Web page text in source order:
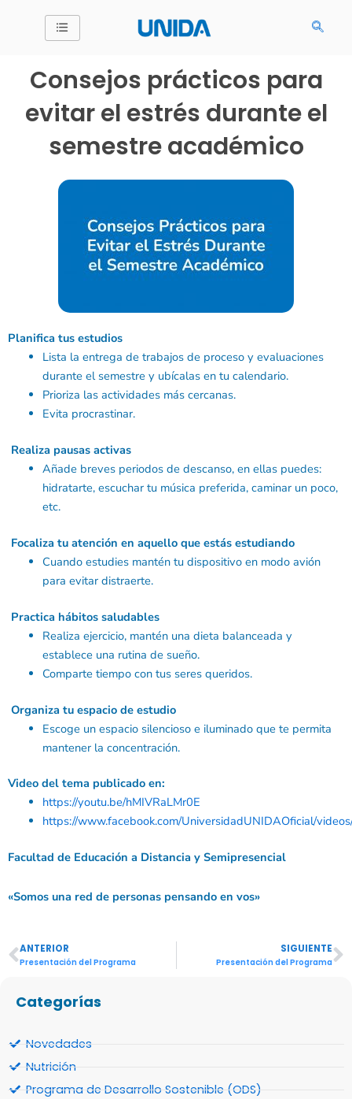
Consejos prácticos para
evitar el estrés durante el
semestre académico
Planifica tus estudios
Lista la entrega de trabajos de proceso y evaluaciones
durante el semestre y ubícalas en tu calendario.
Prioriza las actividades más cercanas.
Evita procrastinar.
Realiza pausas activas
Añade breves periodos de descanso, en ellas puedes:
hidratarte, escuchar tu música preferida, caminar un poco,
etc.
Focaliza tu atención en aquello que estás estudiando
Cuando estudies mantén tu dispositivo en modo avión
para evitar distraerte.
Practica hábitos saludables
Realiza ejercicio, mantén una dieta balanceada y
establece una rutina de sueño.
Comparte tiempo con tus seres queridos.
Organiza tu espacio de estudio
Escoge un espacio silencioso e iluminado que te permita
mantener la concentración.
Video del tema publicado en:
https://youtu.be/hMIVRaLMr0E
https://www.facebook.com/UniversidadUNIDAOficial/
Facultad de Educación a Distancia y Semipresencial
«Somos una red de personas pensando en vos»
Ant
ANTERIOR
Presentación del Programa
SIGUIENTE
Presentación del Programa
Categorías
Novedades
Nutrición
Programa de Desarrollo Sostenible (ODS)